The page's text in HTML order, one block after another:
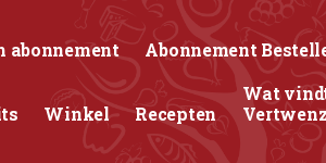
abonnement Abonnement
Winkel Recepten
Wat